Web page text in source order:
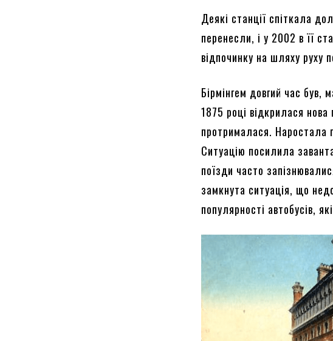
Деякі станції спіткала
перенесли, і у 2002 в її
відпочинку на шляху руху
Бірмінгем довгий час був,
1875 році відкрилася
протрималася. Наростала
Ситуацію посилила
поїзди часто
замкнута ситуація, що
популярності автобусів,